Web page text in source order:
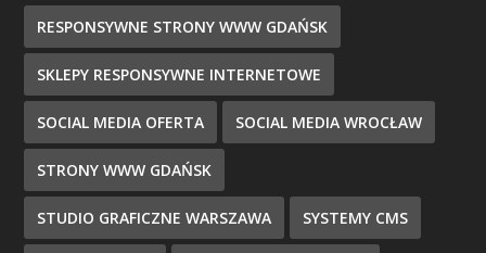
RESPONSYWNE STRONY WWW GDAŃSK
SKLEPY RESPONSYWNE INTERNETOWE
SOCIAL MEDIA OFERTA SOCIAL MEDIA WROCŁAW
STRONY WWW GDAŃSK
STUDIO GRAFICZNE WARSZAWA SYSTEMY CMS